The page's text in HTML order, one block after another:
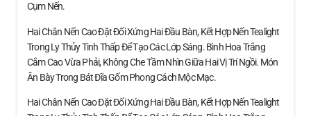
Cụm Nến.
Hai Chân Nến Cao Đặt Đối Xứng Hai Đầu Bàn, Kết Hợp Nến Tealight
Trong Ly Thủy Tinh Thấp Để Tạo Các Lớp Sáng. Bình Hoa Trắng
Cắm Cao Vừa Phải, Không Che Tầm Nhìn Giữa Hai Vị Trí Ngồi. Món
Ăn Bày Trong Bát Đĩa Gốm Phong Cách Mộc Mạc.
Hai Chân Nến Cao Đặt Đối Xứng Hai Đầu Bàn, Kết Hợp Nến Tealight